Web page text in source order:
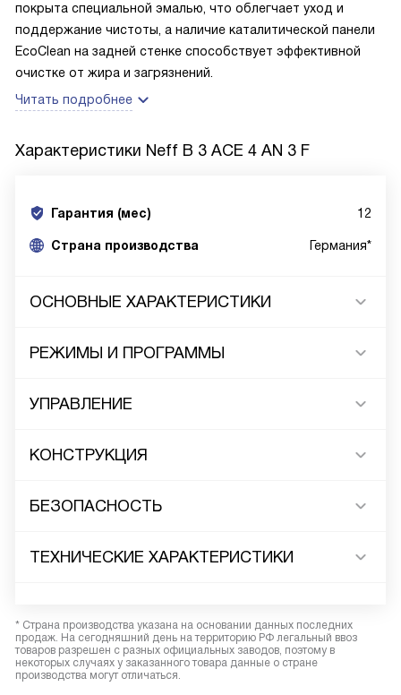
покрыта специальной эмалью, что облегчает уход и
поддержание чистоты, а наличие каталитической панели
EcoClean на задней стенке способствует эффективной
очистке от жира и загрязнений.
Читать подробнее
Характеристики Neff B 3 ACE 4 AN 3 F
Гарантия (мес) 12
Страна производства Германия*
ОСНОВНЫЕ ХАРАКТЕРИСТИКИ
РЕЖИМЫ И ПРОГРАММЫ
УПРАВЛЕНИЕ
КОНСТРУКЦИЯ
БЕЗОПАСНОСТЬ
ТЕХНИЧЕСКИЕ ХАРАКТЕРИСТИКИ
* Страна производства указана на основании данных последних
продаж. На сегодняшний день на территорию РФ легальный ввоз
товаров разрешен с разных официальных заводов, поэтому в
некоторых случаях у заказанного товара данные о стране
производства могут отличаться.